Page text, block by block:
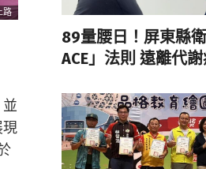
路
89量腰日！屏東縣
ACE」法則 遠離代